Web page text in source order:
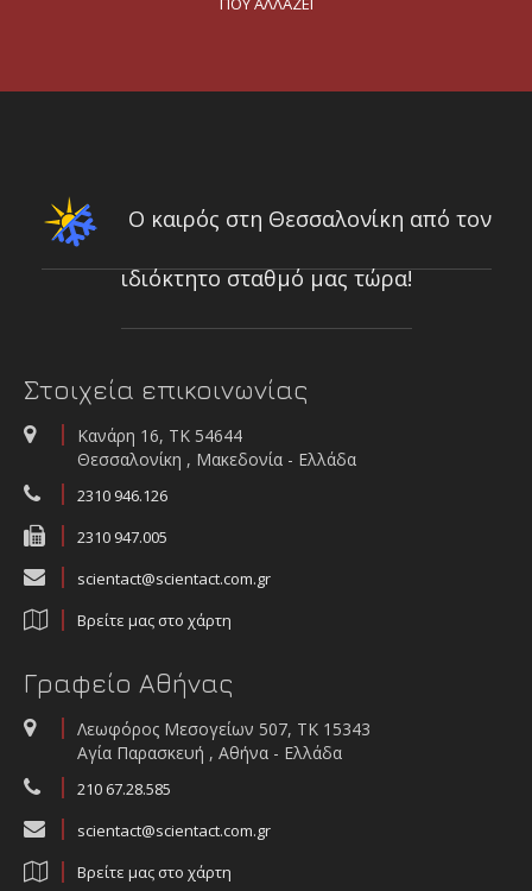
ΣΥΣΤΗΜΑ ΜΕΤΡΗΣΗΣ ΑΕΡΙΩΝ ΡΥΠΩΝ
Νέα καινοτόμα όργανα φυσιολογίας φυτών από τον οίκο ADC
ΞΕΚΛΕΙΔΩΣΤΕ ΤΗΝ ΠΛΗΡΗ ΕΙΚΟΝΑ ΤΟΥ ΝΕΡΟΥ ΤΟΥ ΟΙΚΟΣΥΣΤΗΜΑΤΟΣ
ΚΑΤΑΝΟΩΝΤΑΣ ΤΟΝ ΚΑΘΟΡΙΣΤΙΚΟ ΡΟΛΟ ΤΟΥ ΝΕΡΟΥ ΣΕ ΕΝΑΝ ΚΟΣΜΟ
ΠΟΥ ΑΛΛΑΖΕΙ
Ο καιρός στη Θεσσαλονίκη από τον
ιδιόκτητο σταθμό μας τώρα!
Στοιχεία επικοινωνίας
Κανάρη 16, ΤΚ 54644
Θεσσαλονίκη , Μακεδονία - Ελλάδα
2310 946.126
2310 947.005
scientact@scientact.com.gr
Βρείτε μας στο χάρτη
Γραφείο Αθήνας
Λεωφόρος Μεσογείων 507, ΤΚ 15343
Αγία Παρασκευή , Αθήνα - Ελλάδα
210 67.28.585
scientact@scientact.com.gr
Βρείτε μας στο χάρτη